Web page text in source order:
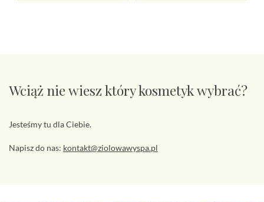
Wciąż nie wiesz który kosmetyk wybrać?
Jesteśmy tu dla Ciebie.
Napisz do nas: kontakt@ziolowawyspa.pl